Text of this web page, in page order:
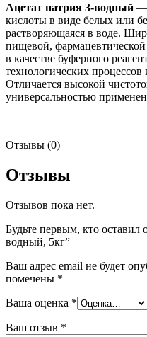
Ацетат натрия 3-водный —
кислоты в виде белых или
растворяющаяся в воде.
пищевой,
в качестве буферного
технологических
Отличается высокой
универсальностью
Отзывы (0)
Отзывы
Отзывов пока нет.
Будьте первым, кто оставил
водный, 5кг”
Ваш адрес email не будет
помечены *
Ваша оценка *
Ваш отзыв *